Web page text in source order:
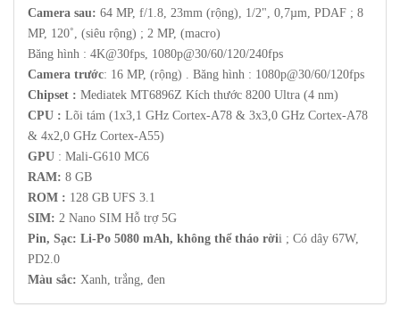
Camera sau: 64 MP, f/1.8, 23mm (rộng), 1/2", 0,7µm, PDAF ; 8
MP, 120˚, (siêu rộng) ; 2 MP, (macro)
Băng hình : 4K@30fps, 1080p@30/60/120/240fps
Camera trước: 16 MP, (rộng) . Băng hình : 1080p@30/60/120fps
Chipset : Mediatek MT6896Z Kích thước 8200 Ultra (4 nm)
CPU : Lõi tám (1x3,1 GHz Cortex-A78 & 3x3,0 GHz Cortex-A78
& 4x2,0 GHz Cortex-A55)
GPU : Mali-G610 MC6
RAM: 8 GB
ROM : 128 GB UFS 3.1
SIM: 2 Nano SIM Hỗ trợ 5G
Pin, Sạc: Li-Po 5080 mAh, không thể tháo rờii ; Có dây 67W,
PD2.0
Màu sắc: Xanh, trắng, đen